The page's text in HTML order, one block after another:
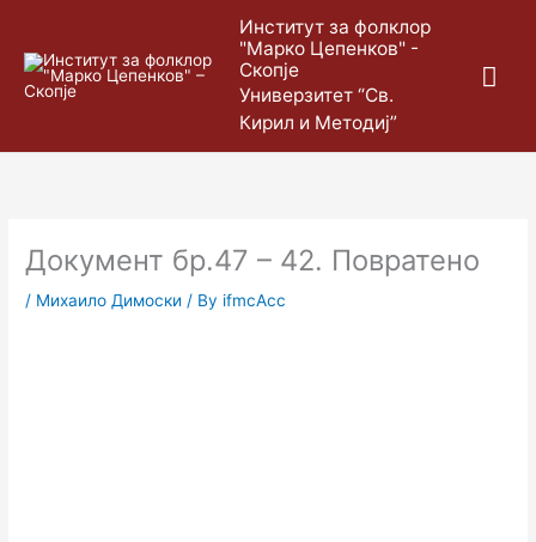
content
Институт за фолклор
"Марко Цепенков" -
Скопје
Универзитет “Св.
Кирил и Методиј”
Документ бр.47 – 42. Повратено
/ Михаило Димоски / By ifmcAcc